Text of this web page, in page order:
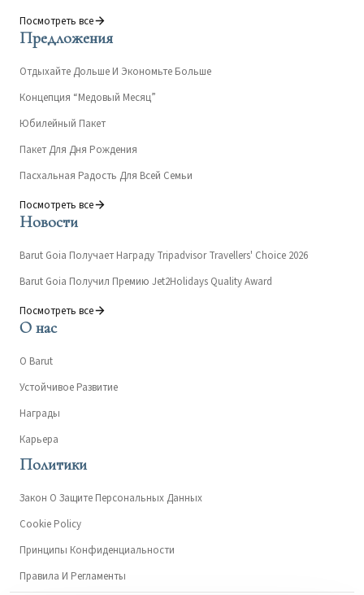
Посмотреть все
Предложения
Отдыхайте Дольше И Экономьте Больше
Концепция “Медовый Месяц”
Юбилейный Пакет
Пакет Для Дня Рождения
Пасхальная Радость Для Всей Семьи
Посмотреть все
Новости
Barut Goia Получает Награду Tripadvisor Travellers' Choice 2026
Barut Goia Получил Премию Jet2Holidays Quality Award
Посмотреть все
О нас
О Barut
Устойчивое Развитие
Награды
Карьера
Политики
Закон О Защите Персональных Данных
Cookie Policy
Принципы Конфиденциальности
Правила И Регламенты